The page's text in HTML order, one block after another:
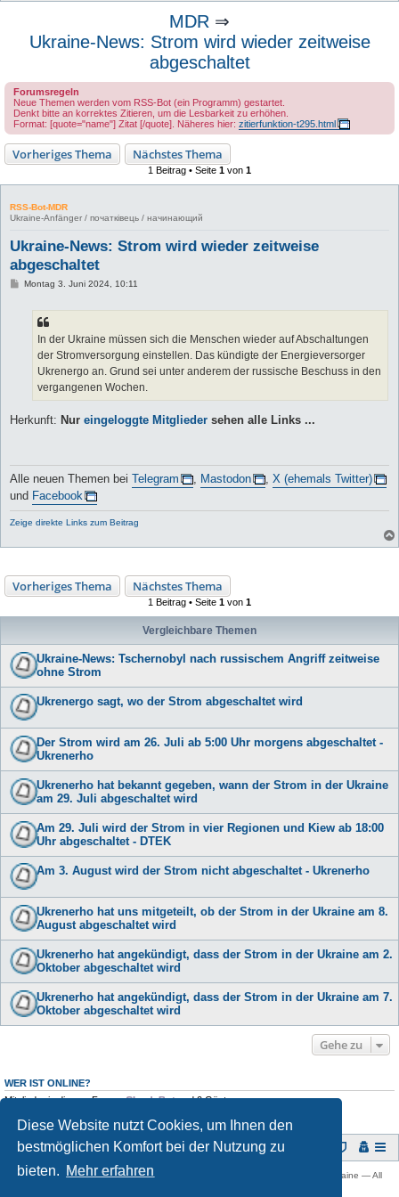
Diese Website nutzt Cookies, um Ihnen den
bestmöglichen Komfort bei der Nutzung zu
bieten.
Mehr erfahren
MDR ⇒
Ukraine-News: Strom wird wieder zeitweise
abgeschaltet
Forumsregeln
Neue Themen werden vom RSS-Bot (ein Programm) gestartet.
Denkt bitte an korrektes Zitieren, um die Lesbarkeit zu erhöhen.
Format: [quote="name"] Zitat [/quote]. Näheres hier: zitierfunktion-t295.html
Vorheriges Thema Nächstes Thema
1 Beitrag • Seite 1 von 1
RSS-Bot-MDR
Ukraine-Anfänger / початківець / начинающий
Ukraine-News: Strom wird wieder zeitweise
abgeschaltet
BMontag 3. Juni 2024, 10:11
In der Ukraine müssen sich die Menschen wieder auf Abschaltungen
der Stromversorgung einstellen. Das kündigte der Energieversorger
Ukrenergo an. Grund sei unter anderem der russische Beschuss in den
vergangenen Wochen.
Herkunft: Nur eingeloggte Mitglieder sehen alle Links ...
Alle neuen Themen bei Telegram Mastodon
X (ehemals Twitter)
und Facebook
Zeige direkte Links zum Beitrag
Vorheriges Thema Nächstes Thema
1 Beitrag • Seite 1 von 1
Vergleichbare Themen
Ukraine-News: Tschernobyl nach russischem Angriff zeitweise
ohne Strom
Ukrenergo sagt, wo der Strom abgeschaltet wird
Der Strom wird am 26. Juli ab 5:00 Uhr morgens abgeschaltet -
Ukrenerho
Ukrenerho hat bekannt gegeben, wann der Strom in der Ukraine
am 29. Juli abgeschaltet wird
Am 29. Juli wird der Strom in vier Regionen und Kiew ab 18:00
Uhr abgeschaltet - DTEK
Am 3. August wird der Strom nicht abgeschaltet - Ukrenerho
Ukrenerho hat uns mitgeteilt, ob der Strom in der Ukraine am 8.
August abgeschaltet wird
Ukrenerho hat angekündigt, dass der Strom in der Ukraine am 2.
Oktober abgeschaltet wird
Ukrenerho hat angekündigt, dass der Strom in der Ukraine am 7.
Oktober abgeschaltet wird
Gehe zu
WER IST ONLINE?
Mitglieder in diesem Forum:ClaudeBotund 0 Gäste
Foren-Übersicht
Copyright © 2009 -2026 Ukraine-Forum: Infos, Tipps und Diskussionen zur Ukraine — All